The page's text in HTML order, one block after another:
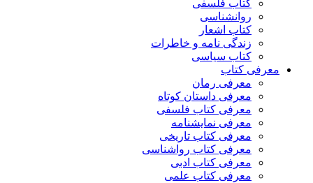
کتاب فلسفی
روانشناسی
کتاب اشعار
زندگی نامه و خاطرات
کتاب سیاسی
معرفی کتاب
معرفی رمان
معرفی داستان کوتاه
معرفی کتاب فلسفی
معرفی نمایشنامه
معرفی کتاب تاریخی
معرفی کتاب رواشناسی
معرفی کتاب ادبی
معرفی کتاب علمی